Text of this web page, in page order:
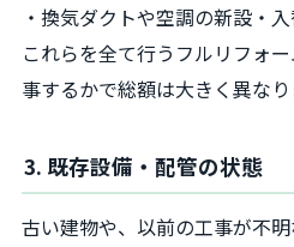
・換気ダクトや空調の新設・
これらを全て行うフルリフォ
事するかで総額は大きく異なり
3. 既存設備・配管の状態
古い建物や、以前の工事が不